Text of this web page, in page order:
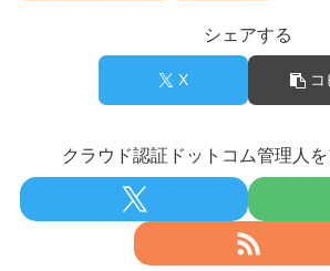
シェアする
X コ
クラウド認証ドットコム管理人